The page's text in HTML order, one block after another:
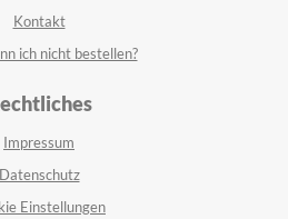
Kontakt
ich nicht bestellen?
Impressum
Datenschutz
Einstellungen